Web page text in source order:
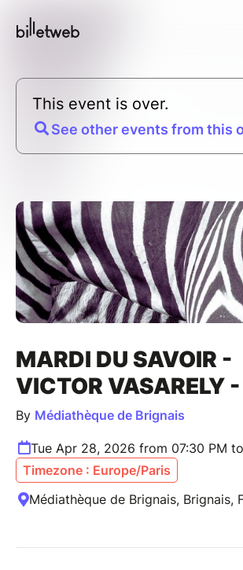
This event is over.
See other events from this
MARDI DU SAVOIR -
VICTOR VASARELY -
By Médiathèque de Brignais
Tue Apr 28, 2026 from 07:30 PM
Timezone : Europe/Paris
Médiathèque de Brignais, Brignais,